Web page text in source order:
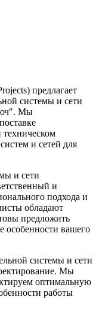
предлагает
системы и сети
Мы
техническом
и сетей для
и сети
и
подхода и
обладают
предложить
особенности вашего
системы и сети
Мы
оптимальную
работы